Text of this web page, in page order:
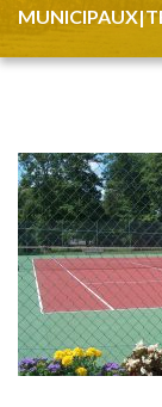
MUNICIPAUX|